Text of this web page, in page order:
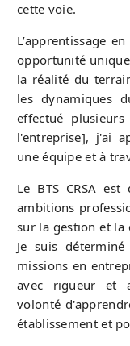
cette voie.
L’apprentissage
opportunité
la réalité du
les dynamiques
effectué
l'entreprise], j'ai
une équipe et à
Le BTS CRSA
ambitions
sur la gestion et la
Je suis
missions en
avec rigueur et
volonté
établissement et